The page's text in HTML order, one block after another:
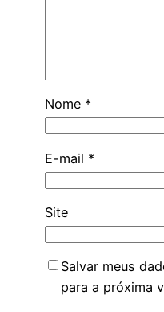
Nome *
E-mail *
Site
Salvar meus
para a próxima